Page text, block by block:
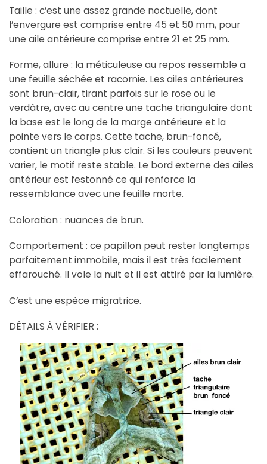
Taille : c’est une assez grande noctuelle, dont
l’envergure est comprise entre 45 et 50 mm, pour
une aile antérieure comprise entre 21 et 25 mm.
Forme, allure : la méticuleuse au repos ressemble a
une feuille séchée et racornie. Les ailes antérieures
sont brun-clair, tirant parfois sur le rose ou le
verdâtre, avec au centre une tache triangulaire dont
la base est le long de la marge antérieure et la
pointe vers le corps. Cette tache, brun-foncé,
contient un triangle plus clair. Si les couleurs peuvent
varier, le motif reste stable. Le bord externe des ailes
antérieur est festonné ce qui renforce la
ressemblance avec une feuille morte.
Coloration : nuances de brun.
Comportement : ce papillon peut rester longtemps
parfaitement immobile, mais il est très facilement
effarouché. Il vole la nuit et il est attiré par la lumière.
C’est une espèce migratrice.
DÉTAILS À VÉRIFIER :